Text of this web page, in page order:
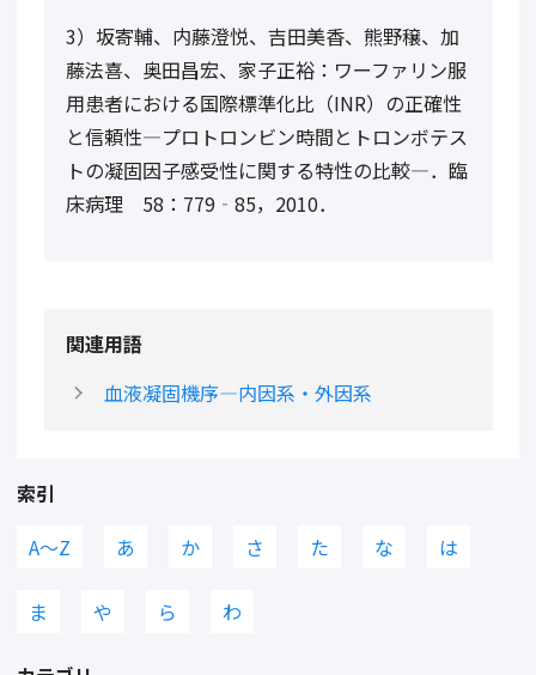
3）坂寄輔、内藤澄悦、吉田美香、熊野穣、加
藤法喜、奥田昌宏、家子正裕：ワーファリン服
用患者における国際標準化比（INR）の正確性
と信頼性―プロトロンビン時間とトロンボテス
トの凝固因子感受性に関する特性の比較―．臨
床病理 58：779‐85，2010．
関連用語
血液凝固機序―内因系・外因系
索引
A〜Z
あ か さ た な は
ま や ら わ